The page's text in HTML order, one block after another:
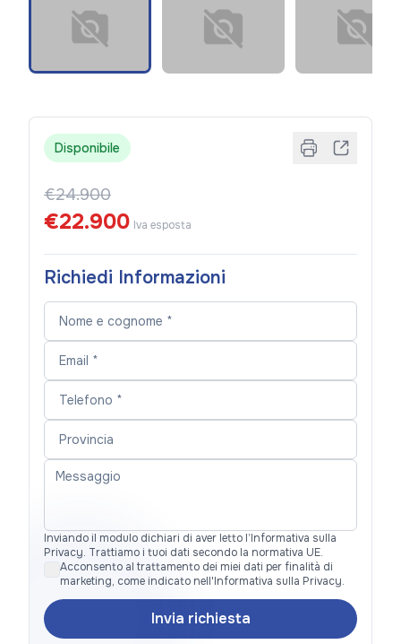
Disponibile
€24.900
€22.900 Iva esposta
Richiedi Informazioni
Inviando il modulo dichiari di aver letto l’Informativa sulla
Privacy. Trattiamo i tuoi dati secondo la normativa UE.
Acconsento al trattamento dei miei dati per finalità di
marketing, come indicato nell'Informativa sulla Privacy.
Invia richiesta